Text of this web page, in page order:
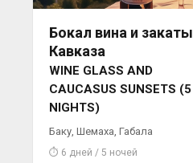
Бокал вина и закаты
Кавказа
WINE GLASS AND
CAUCASUS SUNSETS (5
NIGHTS)
Баку, Шемаха, Габала
⏱ 6 дней / 5 ночей